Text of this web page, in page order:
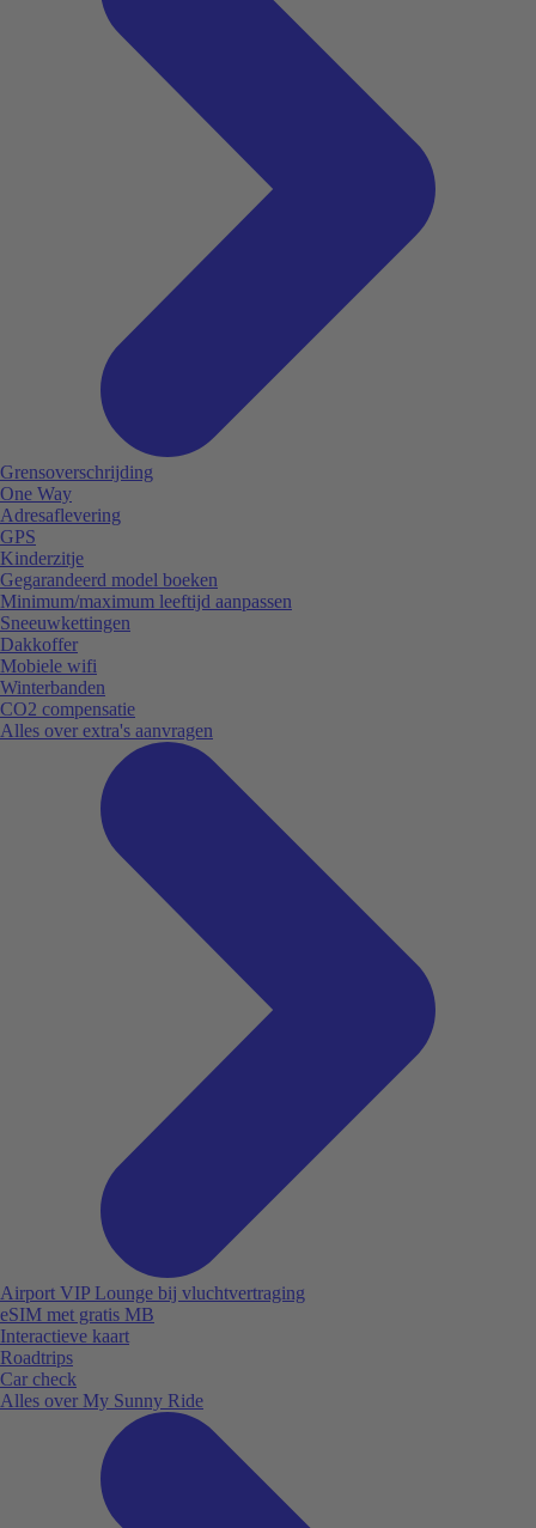
Grensoverschrijding
One Way
Adresaflevering
GPS
Kinderzitje
Gegarandeerd model boeken
Minimum/maximum leeftijd aanpassen
Sneeuwkettingen
Dakkoffer
Mobiele wifi
Winterbanden
CO2 compensatie
Alles over extra's aanvragen
Airport VIP Lounge bij vluchtvertraging
eSIM met gratis MB
Interactieve kaart
Roadtrips
Car check
Alles over My Sunny Ride